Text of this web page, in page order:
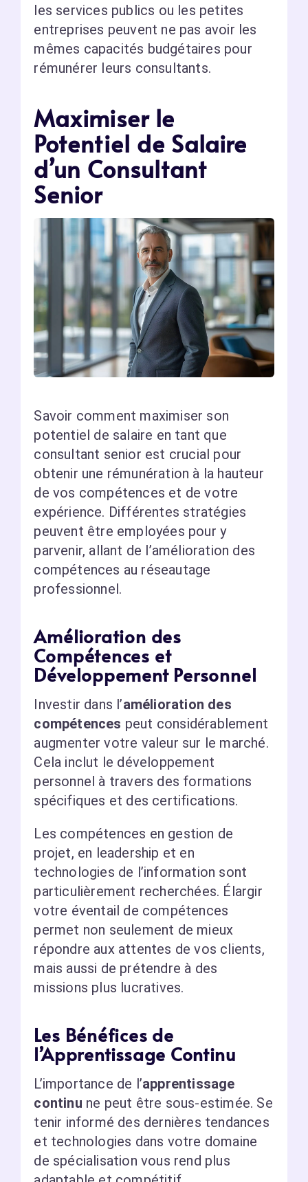
les services publics ou les petites
entreprises peuvent ne pas avoir les
mêmes capacités budgétaires pour
rémunérer leurs consultants.
Maximiser le
Potentiel de Salaire
d’un Consultant
Senior
Savoir comment maximiser son
potentiel de salaire en tant que
consultant senior est crucial pour
obtenir une rémunération à la hauteur
de vos compétences et de votre
expérience. Différentes stratégies
peuvent être employées pour y
parvenir, allant de l’amélioration des
compétences au réseautage
professionnel.
Amélioration des
Compétences et
Développement Personnel
Investir dans l’amélioration des
compétences peut considérablement
augmenter votre valeur sur le marché.
Cela inclut le développement
personnel à travers des formations
spécifiques et des certifications.
Les compétences en gestion de
projet, en leadership et en
technologies de l’information sont
particulièrement recherchées. Élargir
votre éventail de compétences
permet non seulement de mieux
répondre aux attentes de vos clients,
mais aussi de prétendre à des
missions plus lucratives.
Les Bénéfices de
l’Apprentissage Continu
L’importance de l’apprentissage
continu ne peut être sous-estimée. Se
tenir informé des dernières tendances
et technologies dans votre domaine
de spécialisation vous rend plus